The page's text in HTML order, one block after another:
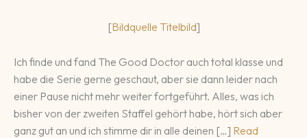
[Bildquelle Titelbild]
Ich finde und fand The Good Doctor auch total klasse und
habe die Serie gerne geschaut, aber sie dann leider nach
einer Pause nicht mehr weiter fortgeführt. Alles, was ich
bisher von der zweiten Staffel gehört habe, hört sich aber
ganz gut an und ich stimme dir in alle deinen […] Read